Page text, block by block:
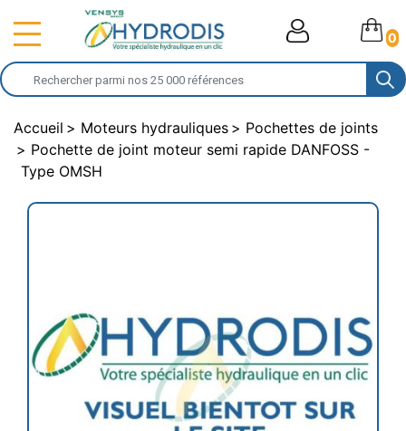
0
Accueil Moteurs hydrauliques
Pochettes de joints
Pochette de joint moteur semi rapide DANFOSS -
Type OMSH